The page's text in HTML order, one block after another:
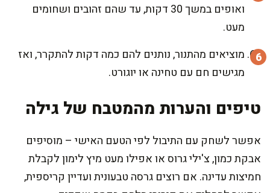
ואופים במשך 30 דקות, עד שהם זהובים ושחומים
מעט.
מוציאים מהתנור, נותנים להם כמה דקות להתקרר, ואז
מגישים חם עם טחינה או יוגורט.
טיפים והערות מהמטבח של גילה
אפשר לשחק עם התיבול לפי הטעם האישי – מוסיפים
אבקת כמון, צ'ילי גרוס או אפילו מעט מיץ לימון לקבלת
חמיצות עדינה. אם רוצים גרסה טבעונית ועדיין קריספית,